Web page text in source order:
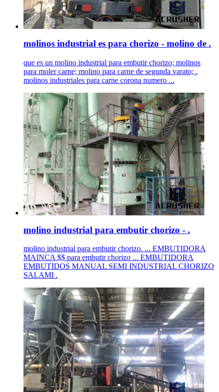
molinos industrial es para chorizo - molino de .
que es un molino industrial para embutir chorizo; molinos
para moler carne; molino para carne de segunda varato; .
molinos industriales para carne corona numero ...
molino industrial para embutir chorizo - .
molino industrial para embutir chorizo. ... EMBUTIDORA
MAINCA $$ para embutir chorizo ... EMBUTIDORA
EMBUTIDOS MANUAL SEMI INDUSTRIAL CHORIZO
SALAMI .